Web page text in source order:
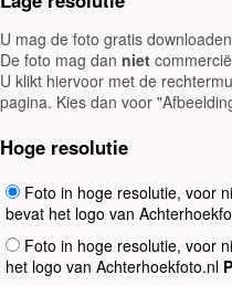
U mag de foto gratis
De foto mag dan niet
U klikt hiervoor met de
pagina. Kies dan voor
Hoge resolutie
Foto in hoge resolutie, voor
bevat het logo van
Foto in hoge resolutie, voor
het logo van Achterhoekfoto.nl